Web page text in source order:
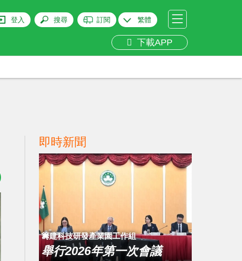
登入 搜尋 訂閱 繁體
下載APP
即時新聞
籌建科技研發產業園工作組
舉行2026年第一次會議